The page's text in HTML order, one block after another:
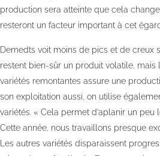
production sera atteinte que cela
resteront un facteur important à cet
Demedts voit moins de pics et de creux
restent bien-sûr un produit volatile, mais
variétés remontantes assure une
son exploitation aussi, on utilise
variétés. « Cela permet d’aplanir un
Cette année, nous travaillons presque
Les autres variétés disparaissent